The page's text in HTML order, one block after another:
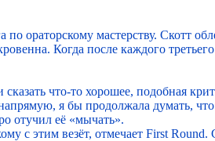
ораторскому мастерству. Скотт
Когда после каждого
что-то хорошее, подобная
я бы продолжала думать,
отучил её «мычать».
с этим везёт, отмечает First Round.